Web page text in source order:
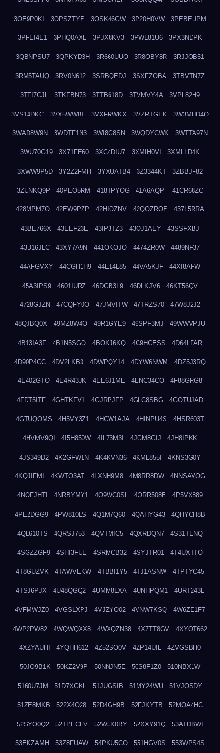
3OE9P0KI 3OPSZTYE 3OSK46GW 3P20H0VW 3PEBEUPM
3PFEI4E1 3PHQ0AXL 3PJX8KV3 3PWL81U6 3PX3NDPK
3QBNPSU7 3QPKYD3H 3R660UUO 3R8OBY8R 3RJJOB51
3RM5TAUQ 3RV0N612 3SRBQEDJ 3SXFZOBA 3TBVTN7Z
3TFI7CJL 3TKFBN73 3TTB618D 3TVMVY4A 3VPL82H9
3VS14DKC 3VX5WW8T 3VXFRWKX 3VZRTGEK 3W3MHD4O
3WAD8W9N 3WDTF1N3 3WI8G8SN 3WQDYCWK 3WTTA97N
3WU70G19 3X71FE60 3XC4DIU7 3XMIH0VI 3XMLLD4K
3XWW9P5D 3Y2Z2FMH 3YXUATB4 3Z3344KT 3ZBBJF82
3ZUNKQ9P 40PEO5RM 418TPYOG 41A6AQPI 41CR68ZC
428MPM7O 42EW9PZP 42HIOZNV 42QOZROE 437L5RRA
43BE766X 43EEF23E 43IP3TZ3 43OJ1AEY 43SSFXBJ
43U16JLC 43XY7A9N 441OKOJO 4474ZR0W 4489NF37
44AFGVXY 44CGH1H9 44E14L85 44VA5KJF 44XI8AFW
45A3IPS9 4601IURZ 46DGB3L9 46DLKJV6 46KT56QV
4728GJZN 47CQFY0O 47JMVITW 47TRZS70 47W8J2J2
48QJBQ0X 49MZ8W4O 49R1GYE9 49SPF3MJ 49WWVPJU
4B13IA3F 4B1N5SGO 4BOKJ6KQ 4C9HCESS 4D64LFAR
4D90P4CC 4DV2LKB3 4DWPQY14 4DYW6NWM 4DZ5J3RQ
4E402GTO 4E4R43JK 4EE6J1ME 4ENC34CO 4F88GRG8
4FDT5ITF 4GHTKFV1 4GJRPJFP 4GLC8SBG 4GOTUJAD
4GTUQOMS 4H5VY3Z1 4HCW1AJA 4HINPU4S 4HSR603T
4HVMV9QI 4I5H850W 4IL73M3I 4JGM8GIJ 4JH8IPKK
4JS349D2 4K2GFW1N 4K4KVN36 4KML855I 4KNS3G0Y
4KQJIFMI 4KWTO3AT 4LXNH9M8 4M8RR8DW 4NNSAVOG
4NOFJHTI 4NRBYMY1 4O9WC0SL 4ORR508B 4P5VX889
4PE2DGG9 4PW810LS 4Q1M7Q60 4QAHYG43 4QHYCH8B
4QL610TS 4QRSJ753 4QVTMIC5 4QXRDQN7 4S31TENQ
4SGZZGF9 4SHI3FUE 4SRMCB32 4SYJTR01 4T4UXTTO
4T8GUZVK 4TAWVEKW 4TBBI1Y5 4TJ1ASNW 4TPTYC45
4TSJ6PJX 4U48QGQ2 4UMM8LXA 4UNHPQM1 4URT243L
4VFMWJZ0 4VGSLXPJ 4VJZYO02 4VNW7KSQ 4W6ZE1F7
4WP2PW82 4WQWQXX8 4WXQZN38 4X7TT8GV 4XYOT662
4XZYAUHI 4YQHH612 4Z52SO0V 4ZP14UIL 4ZVGSBH0
50JO9B1K 50KZ2V9P 50NNJN5E 50S8F1Z0 510NBX1W
5160U7JM 51D7XGKL 51JUGSIB 51MY24WU 51VJOSDY
51ZE8MKB 522X4O28 52D4GH9B 52FJKYTB 52MOA4HC
52SYO0Q2 52TPECFV 52W5K0BY 52XXY91Q 53ATDBWI
53EKZAMH 53Z8FUAW 54PKU5CO 551HGV0S 553WPS4S